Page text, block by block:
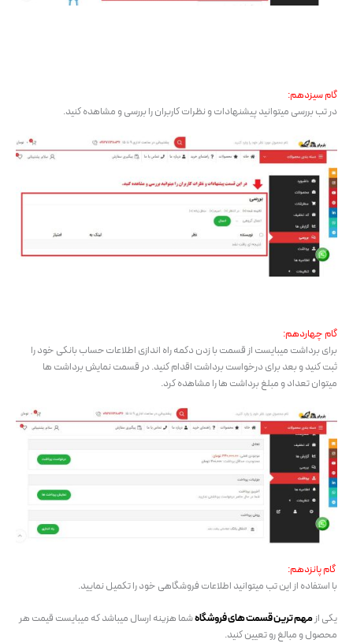
گام سیزدهم:
در تب بررسی میتوانید پیشنهادات و نظرات کاربران را بررسی و مشاهده کنید.
گام چهاردهم:
برای برداشت میبایست از قسمت با زدن دکمه راه اندازی اطلاعات حساب بانکی خود را
ثبت کنید و بعد برای درخواست برداشت اقدام کنید. در قسمت نمایش برداشت ها
میتوان تعداد و مبلغ برداشت ها را مشاهده کرد.
گام پانزدهم:
با استفاده از این تب میتوانید اطلاعات فروشگاهی خود را تکمیل نمایید.
یکی ازمهم ترین قسمت های فروشگاهشما هزینه ارسال میباشد که میبایست قیمت هر
محصول و مبالغ رو تعیین کنید.